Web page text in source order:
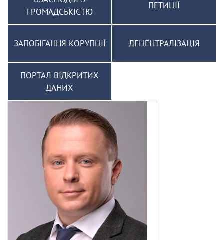
ГРОМАДСЬКІСТЮ
ПЕТИЦІЇ
ЗАПОБІГАННЯ КОРУПЦІЇ ДЕЦЕНТРАЛІЗАЦІЯ
ПОРТАЛ ВІДКРИТИХ
ДАНИХ